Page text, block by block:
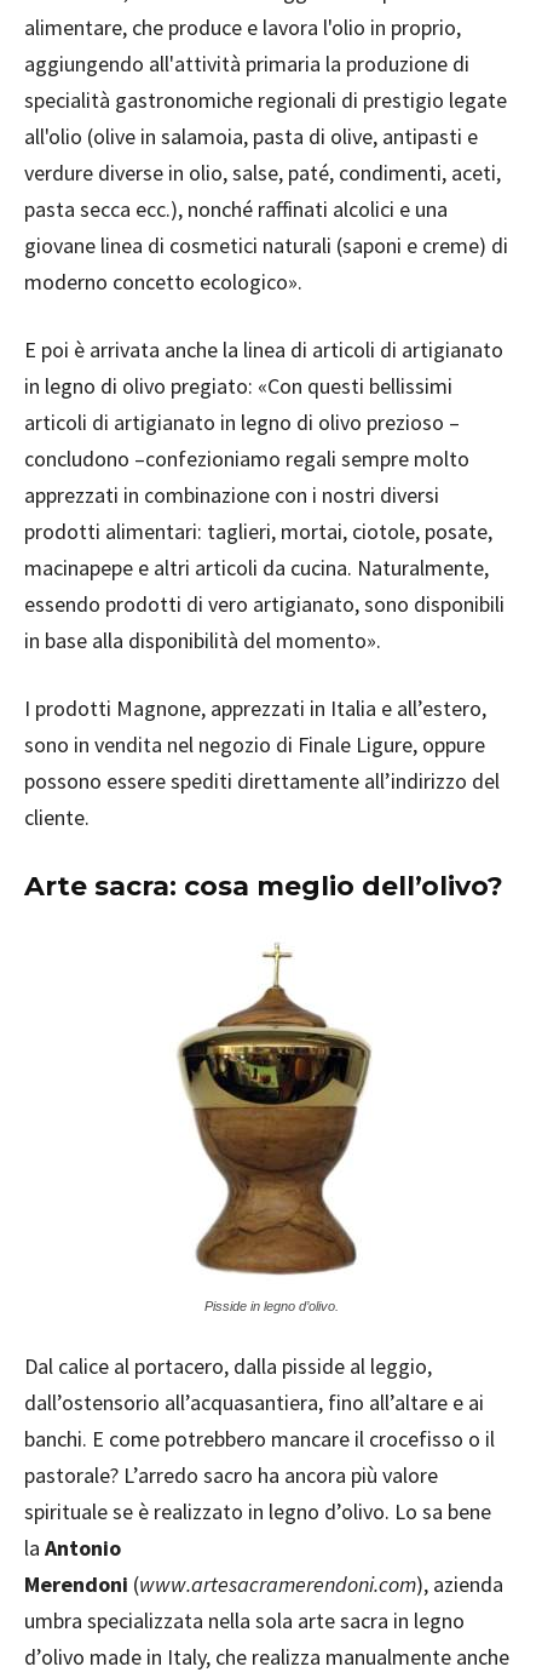
alimentare, che produce e lavora l'olio in proprio,
aggiungendo all'attività primaria la produzione di
specialità gastronomiche regionali di prestigio legate
all'olio (olive in salamoia, pasta di olive, antipasti e
verdure diverse in olio, salse, paté, condimenti, aceti,
pasta secca ecc.), nonché raffinati alcolici e una
giovane linea di cosmetici naturali (saponi e creme) di
moderno concetto ecologico».
E poi è arrivata anche la linea di articoli di artigianato
in legno di olivo pregiato: «Con questi bellissimi
articoli di artigianato in legno di olivo prezioso –
concludono –confezioniamo regali sempre molto
apprezzati in combinazione con i nostri diversi
prodotti alimentari: taglieri, mortai, ciotole, posate,
macinapepe e altri articoli da cucina. Naturalmente,
essendo prodotti di vero artigianato, sono disponibili
in base alla disponibilità del momento».
I prodotti Magnone, apprezzati in Italia e all’estero,
sono in vendita nel negozio di Finale Ligure, oppure
possono essere spediti direttamente all’indirizzo del
cliente.
Arte sacra: cosa meglio dell’olivo?
Pisside in legno d’olivo.
Dal calice al portacero, dalla pisside al leggio,
dall’ostensorio all’acquasantiera, fino all’altare e ai
banchi. E come potrebbero mancare il crocefisso o il
pastorale? L’arredo sacro ha ancora più valore
spirituale se è realizzato in legno d’olivo. Lo sa bene
la Antonio
Merendoni (www.artesacramerendoni.com), azienda
umbra specializzata nella sola arte sacra in legno
d’olivo made in Italy, che realizza manualmente anche